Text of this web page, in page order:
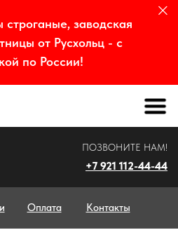
заводская
от Русхольц - с
по России!
ПОЗВОНИТЕ НАМ!
+7 921 112-44-44
Оплата Контакты